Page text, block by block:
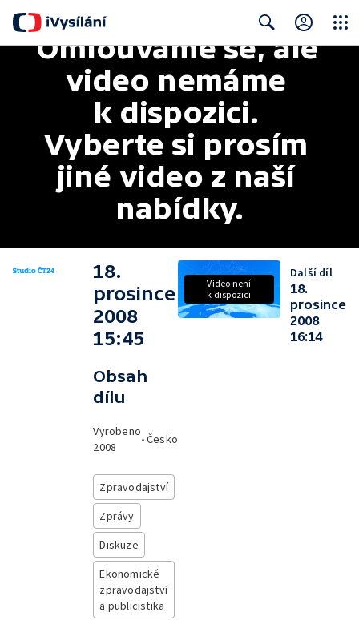
Search
Omlouváme se, ale
video nemáme
k dispozici.
Vyberte si prosím
jiné video z naší
nabídky.
18.
prosince
2008
15:45
Obsah
dílu
Vyrobeno
2008
•Česko
Zpravodajství
Zprávy
Diskuze
Ekonomické
zpravodajství
a publicistika
Video není
k dispozici
Další díl
18.
prosince
2008
16:14